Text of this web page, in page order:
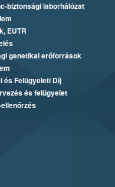
biztonsági laborhálózat
EUTR
genetikai erőforrások
és Felügyeleti Díj
és felügyelet